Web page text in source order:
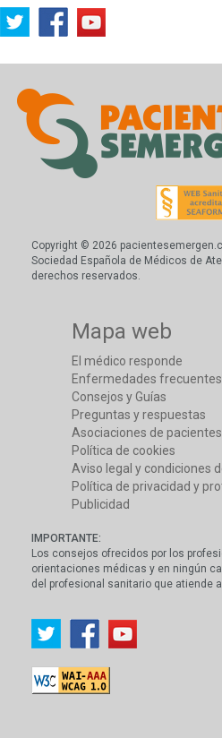
Copyright © 2026
Sociedad Española de Médicos de
derechos reservados.
Mapa web
El médico responde
Enfermedades frecuentes
Consejos y Guías
Preguntas y respuestas
Asociaciones de pacientes
Política de cookies
Aviso legal y condiciones
Política de privacidad y
Publicidad
IMPORTANTE:
Los consejos ofrecidos por los
orientaciones médicas y en ningún
del profesional sanitario que atiende